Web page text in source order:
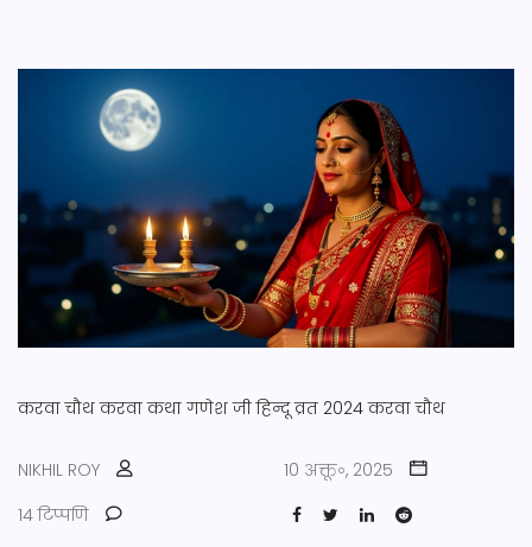
करवा चौथ करवा कथा गणेश जी हिन्दू व्रत 2024 करवा चौथ
NIKHIL ROY
10 अक्तू॰, 2025
14 टिप्पणि